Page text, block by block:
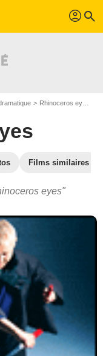
profil search
Rhinoceros eyes
Films similaires
eyes"